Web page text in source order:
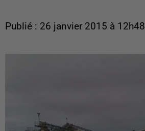
Publié : 26 janvier 2015 à 12h48